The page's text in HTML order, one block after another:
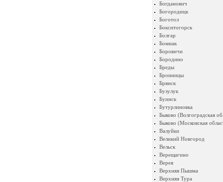
Богданович
Богородицк
Боготол
Бокситогорск
Болгар
Бомнак
Боровичи
Бородино
Бреды
Бронницы
Брянск
Бузулук
Буинск
Бутурлиновка
Быково (Волгоградская
Быково (Московская
Валуйки
Великий Новгород
Вельск
Верещагино
Верея
Верхняя Пышма
Верхняя Тура